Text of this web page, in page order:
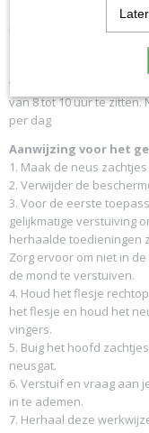
Kinderen van 6 tot en
Onder toezicht van de
1 tot 2 verstuivingen in
toedieningen dient er een
van 8 tot 10 uur te
per dag
Aanwijzing voor het
1. Maak de neus
2. Verwijder de
3. Voor de eerste
gelijkmatige verstuiving
herhaalde toedieningen
Zorg ervoor om niet in
de mond te verstuiven.
4. Houd het flesje
het flesje en houd het
vingers.
5. Buig het hoofd
neusgat.
6. Verstuif en vraag aan
in te ademen.
7. Herhaal deze